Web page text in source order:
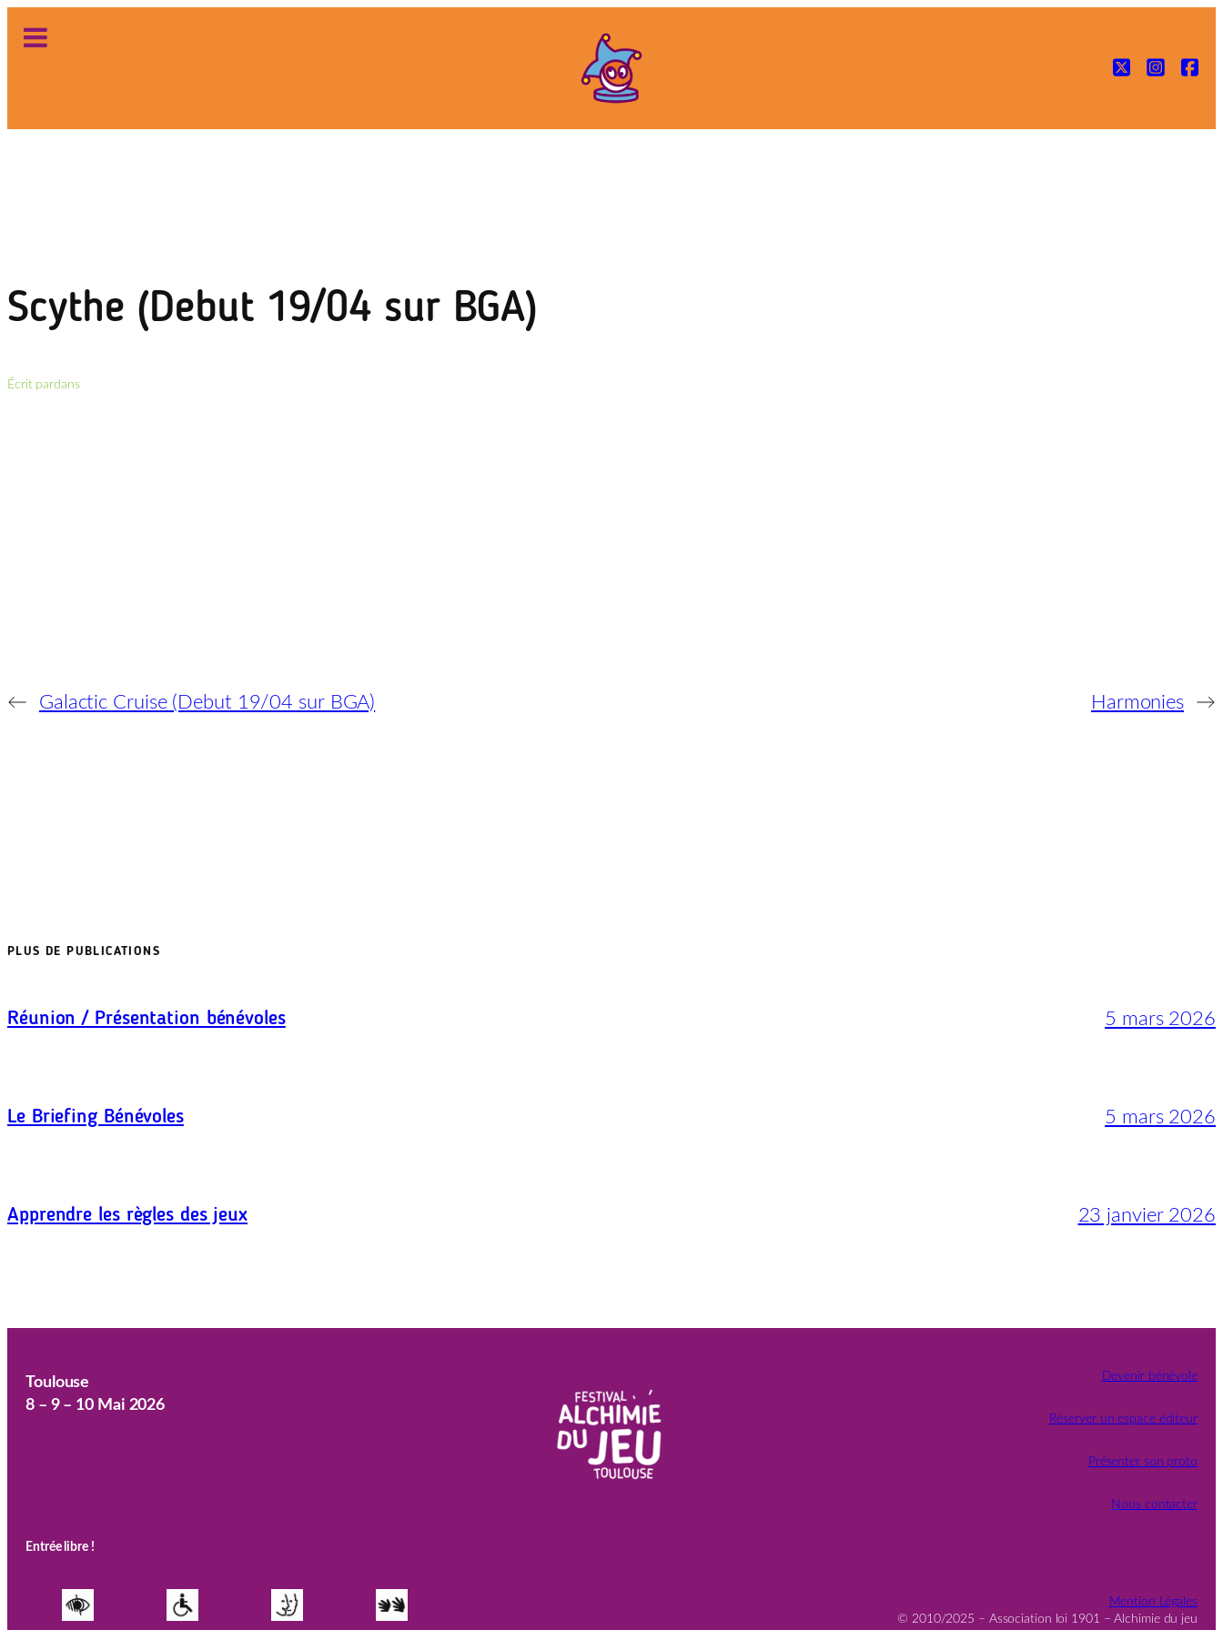
au
Scythe (Debut 19/04 sur BGA)
Écrit pardans
← Galactic Cruise (Debut 19/04 sur BGA) Harmonies →
PLUS DE PUBLICATIONS
Réunion / Présentation bénévoles 5 mars 2026
Le Briefing Bénévoles 5 mars 2026
Apprendre les règles des jeux 23 janvier 2026
Toulouse
8 – 9 – 10 Mai 2026
Devenir bénévole
Réserver un espace éditeur
Présenter son proto
Nous contacter
Entrée libre !
Mention Légales
© 2010/2025 – Association loi 1901 – Alchimie du jeu